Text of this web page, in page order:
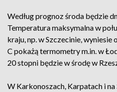
Według prognoz środa będzie
Temperatura maksymalna w
kraju, np. w Szczecinie, wyniesie
C pokażą termometry m.in. w
20 stopni będzie w środę w
W Karkonoszach, Karpatach i